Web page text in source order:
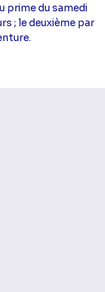
prime du samedi
; le deuxième par
diffusion